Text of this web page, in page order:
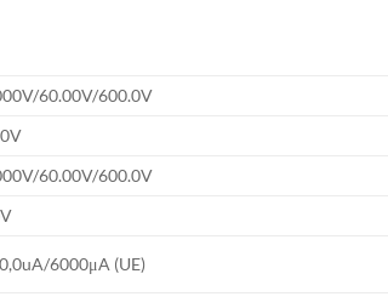
60.00V/600.0V
60.00V/600.0V
6000μA (UE)